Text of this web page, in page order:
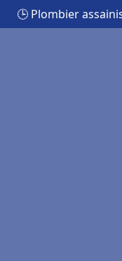
🕒 Plombier